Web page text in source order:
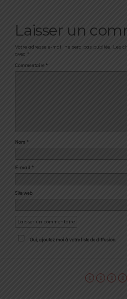
Laisser un
Votre adresse e-mail ne sera pas publiée. Les
avec *
Commentaire *
Nom *
E-mail *
Site web
Oui, ajoutez moi à votre liste de diffusion.